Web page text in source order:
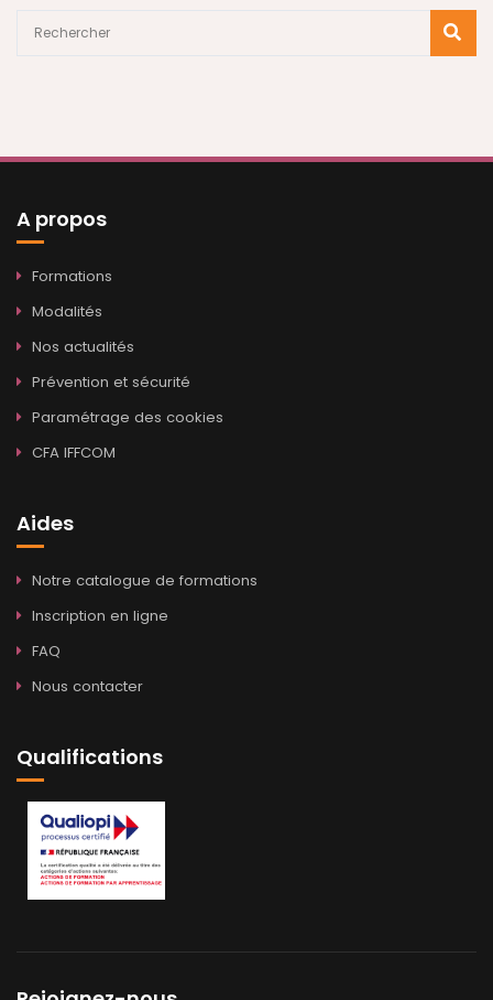
A propos
Formations
Modalités
Nos actualités
Prévention et sécurité
Paramétrage des cookies
CFA IFFCOM
Aides
Notre catalogue de formations
Inscription en ligne
FAQ
Nous contacter
Qualifications